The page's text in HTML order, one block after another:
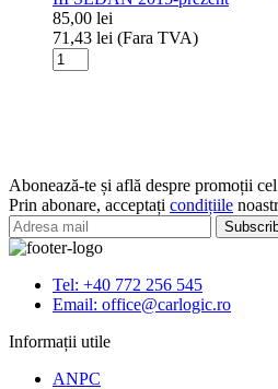
AGUNA
II
2001-
85,00 lei
71,43 lei (Fara TVA)
Cantitate
Set
SKODA
SUPERB
III
SEDAN
prezent
Abonează-te și află despre promoții
Prin abonare, acceptați condițiile
Tel: +40 772 256 545
Email: office@carlogic.ro
Informații utile
ANPC